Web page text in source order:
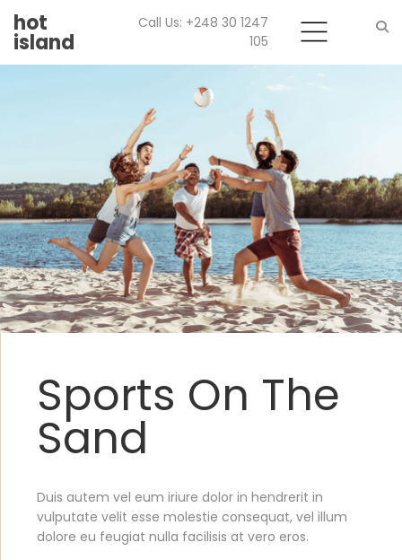
hot
island
Call Us: +248 30 1247
105
Sports On The
Sand
Duis autem vel eum iriure dolor in hendrerit in
vulputate velit esse molestie consequat, vel illum
dolore eu feugiat nulla facilisis at vero eros.